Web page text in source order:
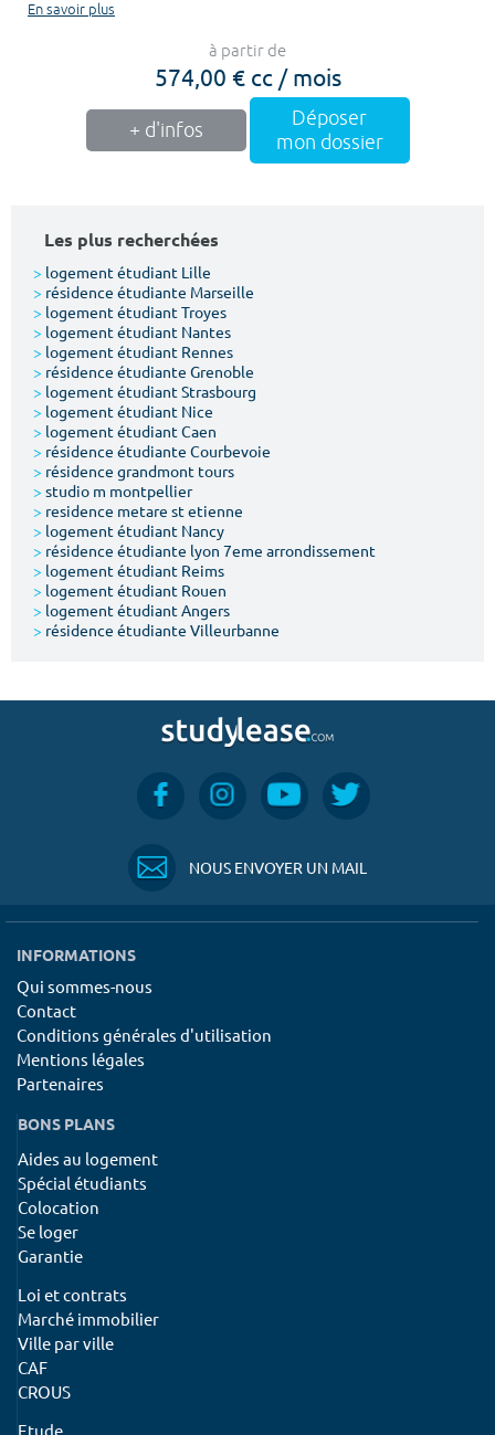
En savoir plus
à partir de
574,00 € cc / mois
+ d'infos
Déposer
mon dossier
Les plus recherchées
> logement étudiant Lille
> résidence étudiante Marseille
> logement étudiant Troyes
> logement étudiant Nantes
> logement étudiant Rennes
> résidence étudiante Grenoble
> logement étudiant Strasbourg
> logement étudiant Nice
> logement étudiant Caen
> résidence étudiante Courbevoie
> résidence grandmont tours
> studio m montpellier
> residence metare st etienne
> logement étudiant Nancy
> résidence étudiante lyon 7eme arrondissement
> logement étudiant Reims
> logement étudiant Rouen
> logement étudiant Angers
> résidence étudiante Villeurbanne
NOUS ENVOYER UN MAIL
INFORMATIONS
Qui sommes-nous
Contact
Conditions générales d'utilisation
Mentions légales
Partenaires
BONS PLANS
Aides au logement
Spécial étudiants
Colocation
Se loger
Garantie
Loi et contrats
Marché immobilier
Ville par ville
CAF
CROUS
Etude